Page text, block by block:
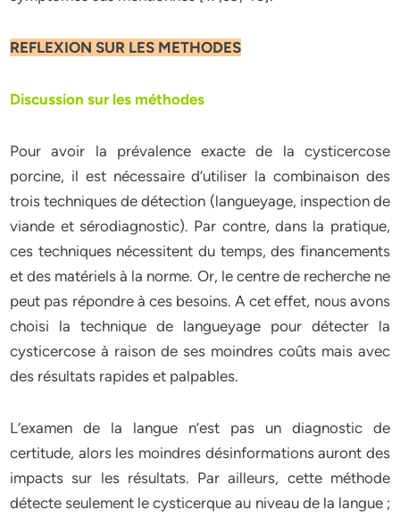
REFLEXION SUR LES METHODES
Discussion sur les méthodes
Pour avoir la prévalence exacte de la cysticercose
porcine, il est nécessaire d’utiliser la combinaison des
trois techniques de détection (langueyage, inspection de
viande et sérodiagnostic). Par contre, dans la pratique,
ces techniques nécessitent du temps, des financements
et des matériels à la norme. Or, le centre de recherche ne
peut pas répondre à ces besoins. A cet effet, nous avons
choisi la technique de langueyage pour détecter la
cysticercose à raison de ses moindres coûts mais avec
des résultats rapides et palpables.
L’examen de la langue n’est pas un diagnostic de
certitude, alors les moindres désinformations auront des
impacts sur les résultats. Par ailleurs, cette méthode
détecte seulement le cysticerque au niveau de la langue ;